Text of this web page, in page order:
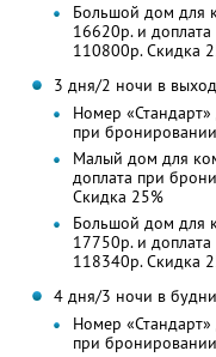
Большой дом для
16620р. и
110800р. Скидка
3 дня/2 ночи в
Номер
при
Малый дом для
доплата при
Скидка 25%
Большой дом для
17750р. и
118340р. Скидка
4 дня/3 ночи в будни
Номер
при